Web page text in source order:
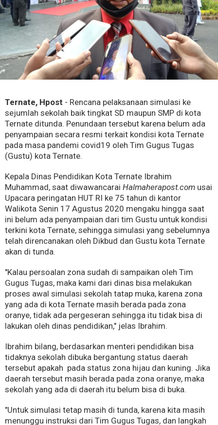
Ternate, Hpost - Rencana pelaksanaan simulasi ke
sejumlah sekolah baik tingkat SD maupun SMP di kota
Ternate ditunda. Penundaan tersebut karena belum ada
penyampaian secara resmi terkait kondisi kota Ternate
pada masa pandemi covid19 oleh Tim Gugus Tugas
(Gustu) kota Ternate.
Kepala Dinas Pendidikan Kota Ternate Ibrahim
Muhammad, saat diwawancarai Halmaherapost.com usai
Upacara peringatan HUT RI ke 75 tahun di kantor
Walikota Senin 17 Agustus 2020 mengaku hingga saat
ini belum ada penyampaian dari tim Gustu untuk kondisi
terkini kota Ternate, sehingga simulasi yang sebelumnya
telah direncanakan oleh Dikbud dan Gustu kota Ternate
akan di tunda.
"Kalau persoalan zona sudah di sampaikan oleh Tim
Gugus Tugas, maka kami dari dinas bisa melakukan
proses awal simulasi sekolah tatap muka, karena zona
yang ada di kota Ternate masih berada pada zona
oranye, tidak ada pergeseran sehingga itu tidak bisa di
lakukan oleh dinas pendidikan," jelas Ibrahim.
Ibrahim bilang, berdasarkan menteri pendidikan bisa
tidaknya sekolah dibuka bergantung status daerah
tersebut apakah pada status zona hijau dan kuning. Jika
daerah tersebut masih berada pada zona oranye, maka
sekolah yang ada di daerah itu belum bisa di buka.
"Untuk simulasi tetap masih di tunda, karena kita masih
menunggu instruksi dari Tim Gugus Tugas, dan langkah